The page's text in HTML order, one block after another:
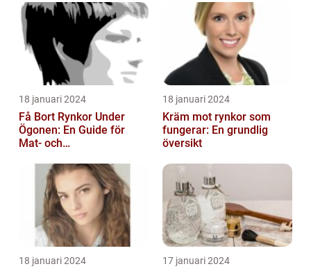
18 januari 2024
Få Bort Rynkor Under
Ögonen: En Guide för
Mat- och
18 januari 2024
Kräm mot rynkor som
fungerar: En grundlig
översikt
18 januari 2024 17 januari 2024